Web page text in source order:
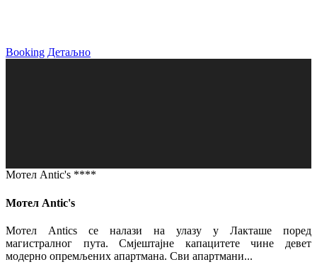
Booking Детаљно
Мотел Antic's ****
Мотел Antic's
Мотел Antics се налази на улазу у Лакташе поред
магистралног пута. Смјештајне капацитете чине девет
модерно опремљених апартмана. Сви апартмани...